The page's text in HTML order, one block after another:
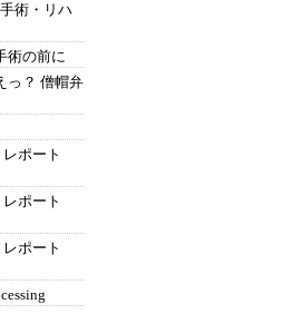
術・リハ
術の前に
っ？ 僧帽弁
レポート
レポート
レポート